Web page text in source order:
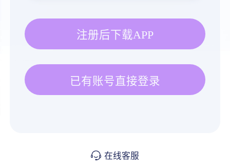
注册后下载APP
已有账号直接登录
在线客服